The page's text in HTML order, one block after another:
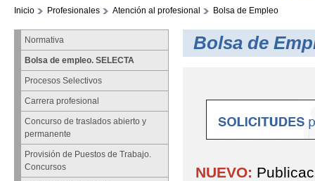
Inicio Profesionales Atención al profesional Bolsa de Empleo
Normativa
Bolsa de empleo. SELECTA
Procesos Selectivos
Carrera profesional
Concurso de traslados abierto y
permanente
Provisión de Puestos de Trabajo.
Concursos
Bolsa de
NUEVO: